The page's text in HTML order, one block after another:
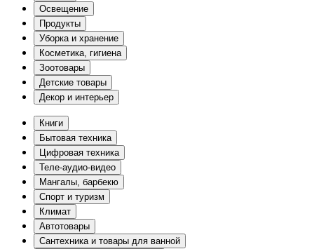
Освещение
Продукты
Уборка и хранение
Косметика, гигиена
Зоотовары
Детские товары
Декор и интерьер
Книги
Бытовая техника
Цифровая техника
Теле-аудио-видео
Мангалы, барбекю
Спорт и туризм
Климат
Автотовары
Сантехника и товары для ванной